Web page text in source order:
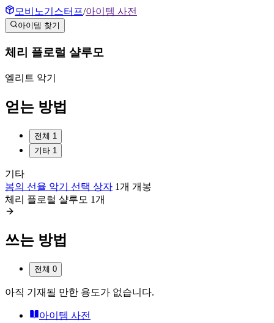
모비노기스터프/아이템 사전
아이템 찾기
체리 플로럴 샬루모
엘리트 악기
얻는 방법
전체 1
기타 1
기타
봄의 선율 악기 선택 상자 1개 개봉
체리 플로럴 샬루모 1개
쓰는 방법
전체 0
아직 기재될 만한 용도가 없습니다.
아이템 사전